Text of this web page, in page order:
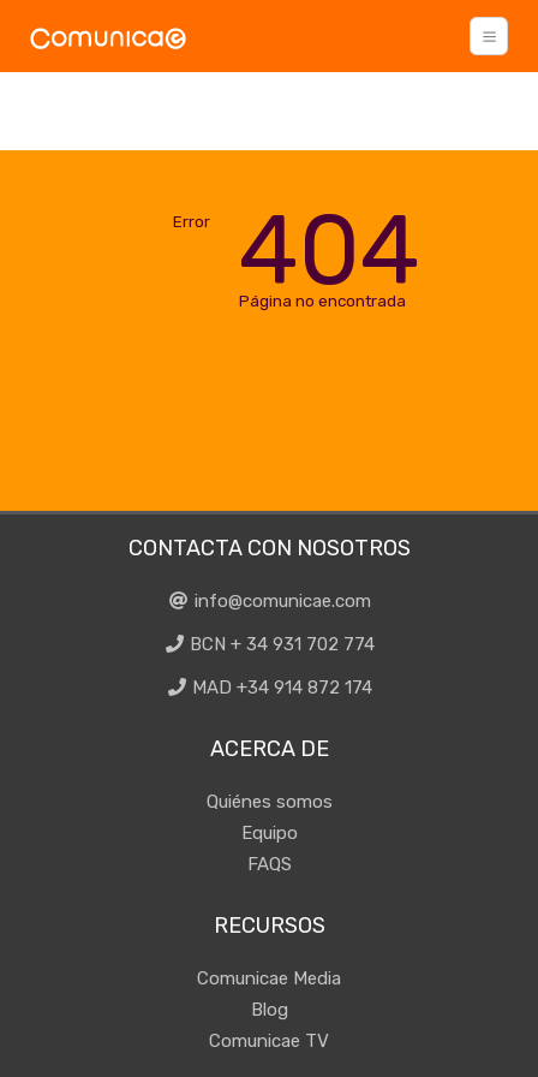
Error 404
Página no encontrada
CONTACTA CON NOSOTROS
info@comunicae.com
BCN + 34 931 702 774
MAD +34 914 872 174
ACERCA DE
Quiénes somos
Equipo
FAQS
RECURSOS
Comunicae Media
Blog
Comunicae TV